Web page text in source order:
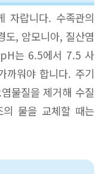
자랍니다. 수족관의
, 암모니아, 질산염
는 6.5에서 7.5 사
까워야 합니다. 주기
물질을 제거해 수질
의 물을 교체할 때는